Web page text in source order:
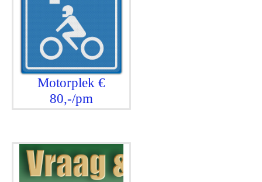
Motorplek €
80,-/pm